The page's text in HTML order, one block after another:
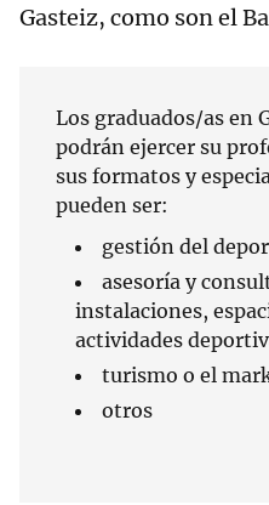
Gasteiz, como son el
Los graduados/as en
podrán ejercer su
sus formatos y
pueden ser:
gestión del
asesoría y
instalaciones,
actividades
turismo o el
otros